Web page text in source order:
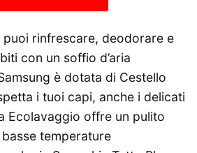
puoi rinfrescare, deodorare e
con un soffio d’aria
è dotata di Cestello
i tuoi capi, anche i delicati
Ecolavaggio offre un pulito
temperature